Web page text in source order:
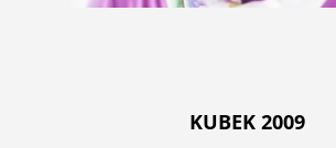
KUBEK 2009